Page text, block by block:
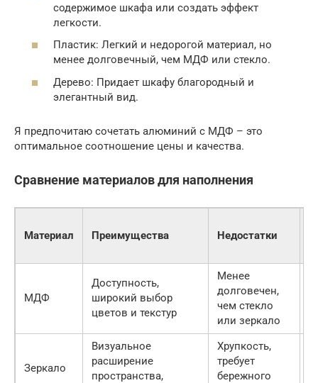
содержимое шкафа или создать эффект
легкости.
Пластик: Легкий и недорогой материал, но
менее долговечный, чем МДФ или стекло.
Дерево: Придает шкафу благородный и
элегантный вид.
Я предпочитаю сочетать алюминий с МДФ – это
оптимальное соотношение цены и качества.
Сравнение материалов для наполнения
Материал Преимущества Недостатки
МДФ
Доступность,
широкий выбор
цветов и текстур
Менее
долговечен,
чем стекло
или зеркало
Зеркало
Визуальное
расширение
пространства,
Хрупкость,
требует
бережного